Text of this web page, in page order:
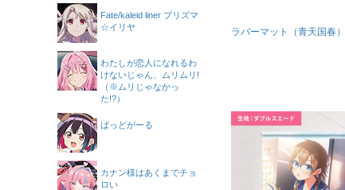
ラバーマット（青天国春）
Fate/kaleid liner プリズマ
☆イリヤ
わたしが恋人になれるわ
けないじゃん、ムリムリ!
（※ムリじゃなかっ
た!?）
ばっどがーる
カナン様はあくまでチョ
ロい